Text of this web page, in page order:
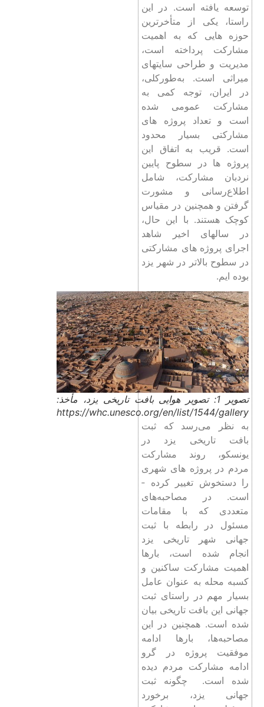
توسعه یافته است. در این
راستا، یکی از متأخرترین
حوزه هایی که به اهمیت
مشارکت پرداخته است،
مدیریت و طراحی سایت­های
میراثی است. به‌طورکلی،
در ایران، توجه کمی به
مشارکت عمومی شده
است و تعداد پروژه­ های
مشارکتی بسیار محدود
است. قریب به اتفاق این
پروژه­ ها در سطوح پایین
نردبان مشارکت، شامل
اطلاع‌رسانی و مشورت
گرفتن و همچنین در مقیاس
کوچک هستند. با این حال،
در سال­های اخیر شاهد
اجرای پروژه­ های مشارکتی
در سطوح بالاتر در شهر یزد
بوده ­ایم.
تصویر 1: تصویر هوایی بافت تاریخی یزد، مأخذ:
https://whc.unesco.org/en/list/1544/gallery
به نظر می‌رسد که ثبت
بافت تاریخی یزد در
یونسکو، روند مشارکت
مردم در پروژه­ های شهری
را دستخوش تغییر کرده ­
است. در مصاحبه‌های
متعددی که با مقامات
مسئول در رابطه با ثبت
جهانی شهر تاریخی یزد
انجام شده است، بارها
اهمیت مشارکت ساکنین و
کسبه محله به عنوان عامل
بسیار مهم در راستای ثبت
جهانی این بافت تاریخی بیان
شده است. همچنین در این
مصاحبه‌ها، بارها ادامه
موفقیت پروژه در گرو
ادامه مشارکت مردم دیده
شده است. چگونه ثبت
جهانی یزد، برخورد